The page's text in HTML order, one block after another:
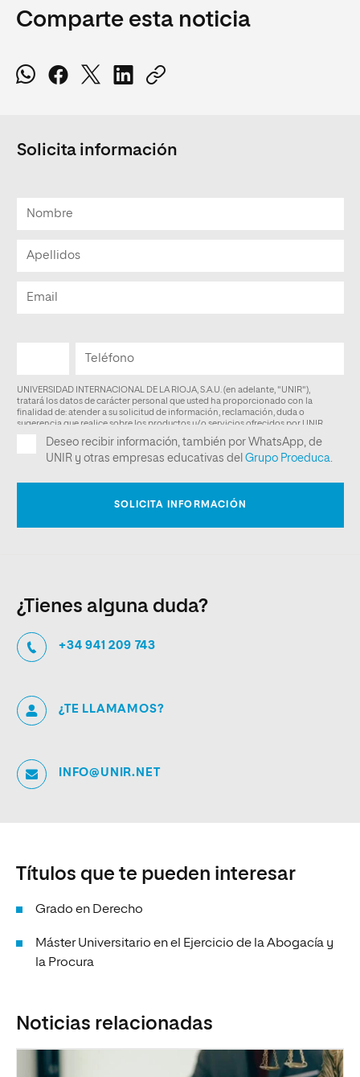
Comparte esta noticia
Solicita información
¿Tienes alguna duda?
+34 941 209 743
¿TE LLAMAMOS?
INFO@UNIR.NET
Títulos que te pueden interesar
Grado en Derecho
Máster Universitario en el Ejercicio de la Abogacía y
la Procura
Noticias relacionadas